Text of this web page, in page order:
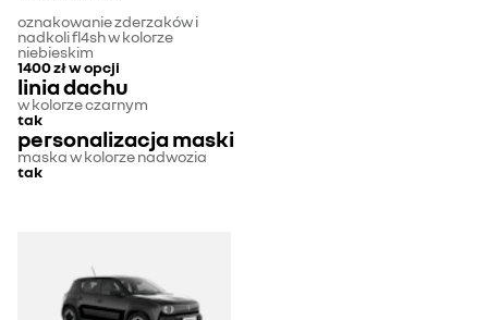
oznakowanie zderzaków i
nadkoli fl4sh w kolorze
niebieskim
1400 złw opcji
linia dachu
w kolorze czarnym
tak
personalizacja maski
maska w kolorze nadwozia
tak